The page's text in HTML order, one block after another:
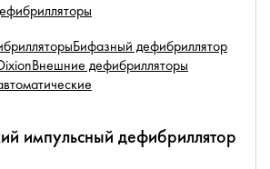
Бифазный дефибриллятор
Внешние дефибрилляторы
импульсный дефибриллятор